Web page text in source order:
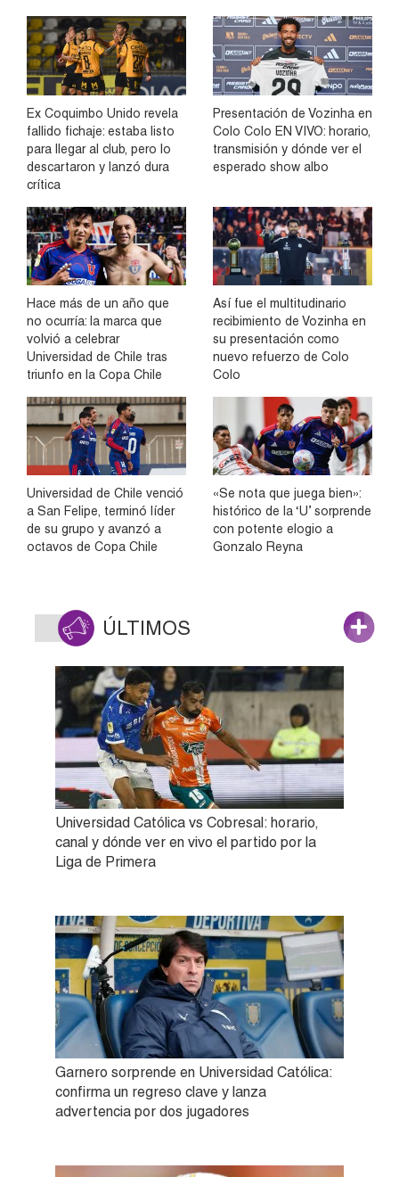
Ex Coquimbo Unido revela
fallido fichaje: estaba listo
para llegar al club, pero lo
descartaron y lanzó dura
crítica
Presentación de Vozinha en
Colo Colo EN VIVO: horario,
transmisión y dónde ver el
esperado show albo
Hace más de un año que
no ocurría: la marca que
volvió a celebrar
Universidad de Chile tras
triunfo en la Copa Chile
Así fue el multitudinario
recibimiento de Vozinha en
su presentación como
nuevo refuerzo de Colo
Colo
Universidad de Chile venció
a San Felipe, terminó líder
de su grupo y avanzó a
octavos de Copa Chile
«Se nota que juega bien»:
histórico de la ‘U’ sorprende
con potente elogio a
Gonzalo Reyna
ÚLTIMOS
Universidad Católica vs Cobresal: horario,
canal y dónde ver en vivo el partido por la
Liga de Primera
Garnero sorprende en Universidad Católica:
confirma un regreso clave y lanza
advertencia por dos jugadores